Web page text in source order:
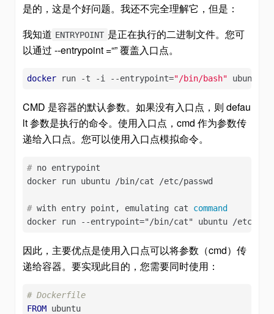
是的，这是个好问题。我还不完全理解它，但是：
我知道 ENTRYPOINT 是正在执行的二进制文件。您可
以通过 --entrypoint =“” 覆盖入口点。
docker run -t -i --entrypoint="/bin/bash" ubuntu
CMD 是容器的默认参数。如果没有入口点，则 defau
lt 参数是执行的命令。使用入口点，cmd 作为参数传
递给入口点。您可以使用入口点模拟命令。
# no entrypoint
# with entry point, emulating cat command
docker run --entrypoint="/bin/cat" ubuntu /etc/
因此，主要优点是使用入口点可以将参数（cmd）传
递给容器。要实现此目的，您需要同时使用：
# Dockerfile
FROM ubuntu